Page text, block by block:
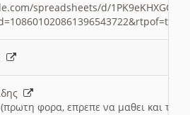
spreadsheets/d/
φορα, επρεπε να μαθει και το